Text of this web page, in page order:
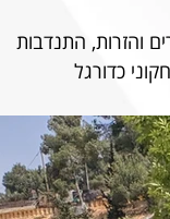
והזרות, התנדבות
כדורגל